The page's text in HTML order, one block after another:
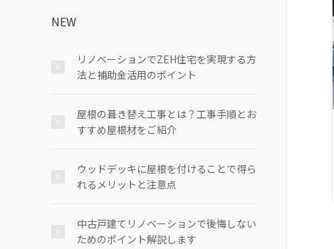
NEW
リノベーションでZEH住宅を実現する方
法と補助金活用のポイント
屋根の葺き替え工事とは？工事手順とお
すすめ屋根材をご紹介
ウッドデッキに屋根を付けることで得ら
れるメリットと注意点
中古戸建てリノベーションで後悔しない
ためのポイント解説します